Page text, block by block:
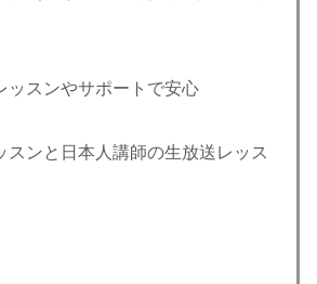
スンやサポートで安心
ンと日本人講師の生放送レッス